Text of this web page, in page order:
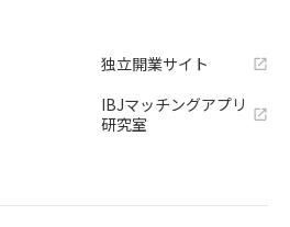
独立開業サイト
IBJマッチングアプリ
研究室